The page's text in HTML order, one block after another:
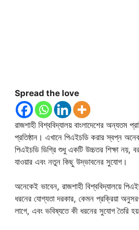
Spread the love
রাজশাহী বিশ্ববিদ্যালয় বাংলাদেশের অন্যতম
প্রতিষ্ঠান। এখানে পিএইচডি করার স্বপ্ন অনেক
পিএইচডি ডিগ্রি শুধু একটি উচ্চতর শিক্ষা নয়,
যাওয়ার এবং নতুন কিছু উদ্ভাবনের সুযোগ।
অনেকেই ভাবেন, রাজশাহী বিশ্ববিদ্যালয়ে
ধরনের যোগ্যতা দরকার, কেমন প্রক্রিয়া
লাগে, এবং ভবিষ্যতে কী ধরনের সুযোগ তৈরি